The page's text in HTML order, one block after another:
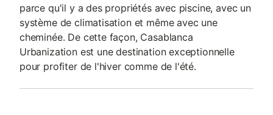
parce qu'il y a des propriétés avec piscine, avec un
système de climatisation et même avec une
cheminée. De cette façon, Casablanca
Urbanization est une destination exceptionnelle
pour profiter de l'hiver comme de l'été.